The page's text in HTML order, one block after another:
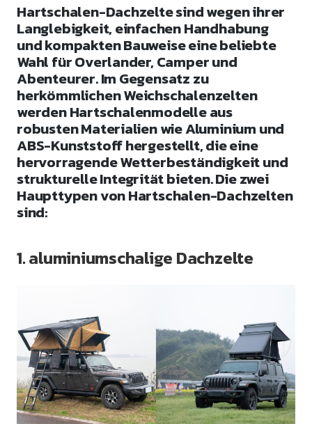
Hartschalen-Dachzelte sind wegen ihrer
Langlebigkeit, einfachen Handhabung
und kompakten Bauweise eine beliebte
Wahl für Overlander, Camper und
Abenteurer. Im Gegensatz zu
herkömmlichen Weichschalenzelten
werden Hartschalenmodelle aus
robusten Materialien wie Aluminium und
ABS-Kunststoff hergestellt, die eine
hervorragende Wetterbeständigkeit und
strukturelle Integrität bieten. Die zwei
Haupttypen von Hartschalen-Dachzelten
sind:
1. aluminiumschalige Dachzelte